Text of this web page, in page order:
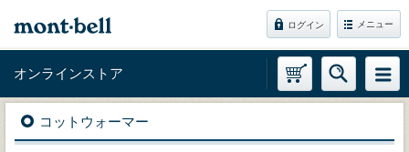
ログイン メニュー
オンラインストア
コットウォーマー